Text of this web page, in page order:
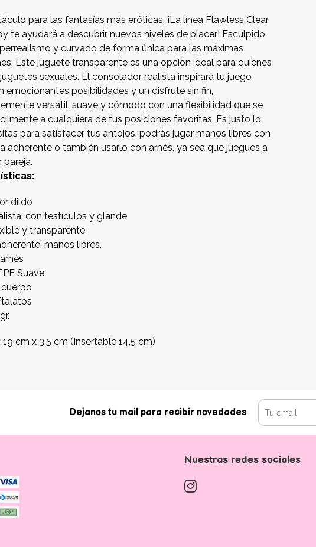
para las fantasías más eróticas, ¡La línea Flawless Clear
te ayudará a descubrir nuevos niveles de placer! Esculpido
y curvado de forma única para las máximas
Este juguete transparente es una opción ideal para quienes
sexuales. El consolador realista inspirará tu juego
emocionantes posibilidades y un disfrute sin fin,
versátil, suave y cómodo con una flexibilidad que se
a cualquiera de tus posiciones favoritas. Es justo lo
para satisfacer tus antojos, podrás jugar manos libres con
adherente o también usarlo con arnés, ya sea que juegues a
pareja.
dildo
con testículos y glande
y transparente
manos libres.
Suave
19 cm x 3,5 cm (Insertable 14,5 cm)
Dejanos tu mail para recibir novedades
Nuestras redes sociales